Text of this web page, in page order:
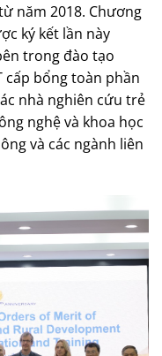
năm 2018. Chương
ký kết lần này
trong đào tạo
cấp bổng toàn phần
nhà nghiên cứu trẻ
nghệ và khoa học
và các ngành liên